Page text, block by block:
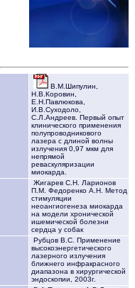
В.М.Шипулин,
Н.В.Коровин,
Е.Н.Павлюкова,
И.В.Суходоло,
С.Л.Андреев. Первый опыт
клинического применения
полупроводникового
лазера с длиной волны
излучения 0,97 мкм для
непрямой
реваскуляризации
миокарда.
Жигарев С.Н. Ларионов
П.М. Федоренко А.Н. Метод
стимуляции
неоангиогенеза миокарда
на модели хронической
ишемической болезни
сердца у собак
Рубцов В.С. Применение
высокоэнергетического
лазерного излучения
ближнего инфракрасного
диапазона в хирургической
эндоскопии, 2003г.